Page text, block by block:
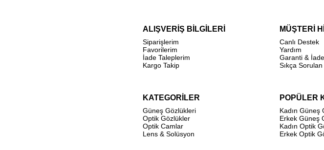
ALIŞVERİŞ BİLGİLERİ
Siparişlerim
Favorilerim
İade Taleplerim
Kargo Takip
MÜŞTERİ
Canlı Destek
Yardım
Garanti &
Sıkça
KATEGORİLER
Güneş Gözlükleri
Optik Gözlükler
Optik Camlar
Lens & Solüsyon
POPÜLER
Kadın Güneş
Erkek Güneş
Kadın Optik
Erkek Optik